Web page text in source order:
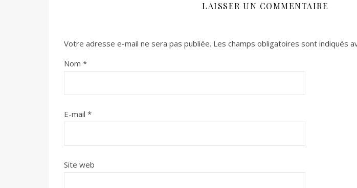
LAISSER UN COMMENTAIRE
Votre adresse e-mail ne sera pas publiée. Les champs obligatoires sont indiqués
Nom *
E-mail *
Site web